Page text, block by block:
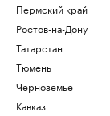
Пермский край
Ростов-на-Дону
Татарстан
Тюмень
Черноземье
Кавказ